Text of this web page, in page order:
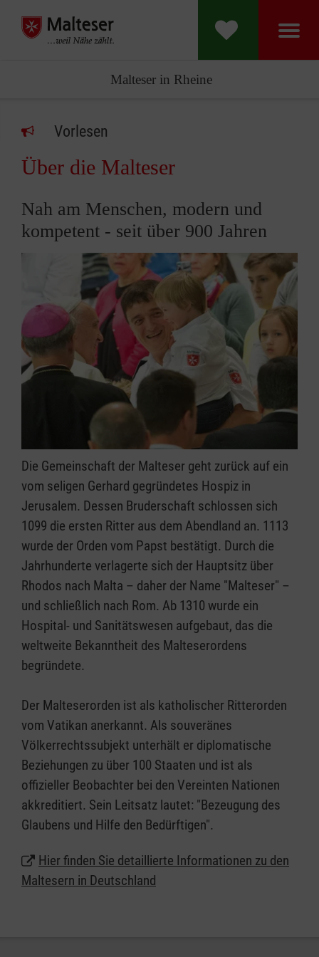
Malteser in Rheine
Vorlesen
Über die Malteser
Nah am Menschen, modern und
kompetent - seit über 900 Jahren
Die Gemeinschaft der Malteser geht zurück auf ein
vom seligen Gerhard gegründetes Hospiz in
Jerusalem. Dessen Bruderschaft schlossen sich
1099 die ersten Ritter aus dem Abendland an. 1113
wurde der Orden vom Papst bestätigt. Durch die
Jahrhunderte verlagerte sich der Hauptsitz über
Rhodos nach Malta – daher der Name "Malteser" –
und schließlich nach Rom. Ab 1310 wurde ein
Hospital- und Sanitätswesen aufgebaut, das die
weltweite Bekanntheit des Malteserordens
begründete.
Der Malteserorden ist als katholischer Ritterorden
vom Vatikan anerkannt. Als souveränes
Völkerrechtssubjekt unterhält er diplomatische
Beziehungen zu über 100 Staaten und ist als
offizieller Beobachter bei den Vereinten Nationen
akkreditiert. Sein Leitsatz lautet: "Bezeugung des
Glaubens und Hilfe den Bedürftigen".
Hier finden Sie detaillierte Informationen zu den
Maltesern in Deutschland